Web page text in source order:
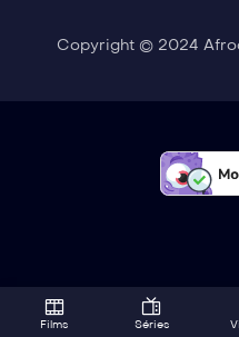
Copyright © 2024
Films Séries